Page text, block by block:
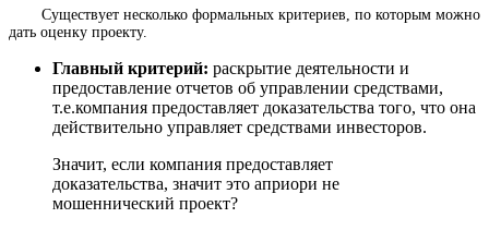
Существует несколько формальных критериев, по которым можно
дать оценку проекту.
Главный критерий: раскрытие деятельности и
предоставление отчетов об управлении средствами,
т.е.компания предоставляет доказательства того, что она
действительно управляет средствами инвесторов.
Значит, если компания предоставляет
доказательства, значит это априори не
мошеннический проект?